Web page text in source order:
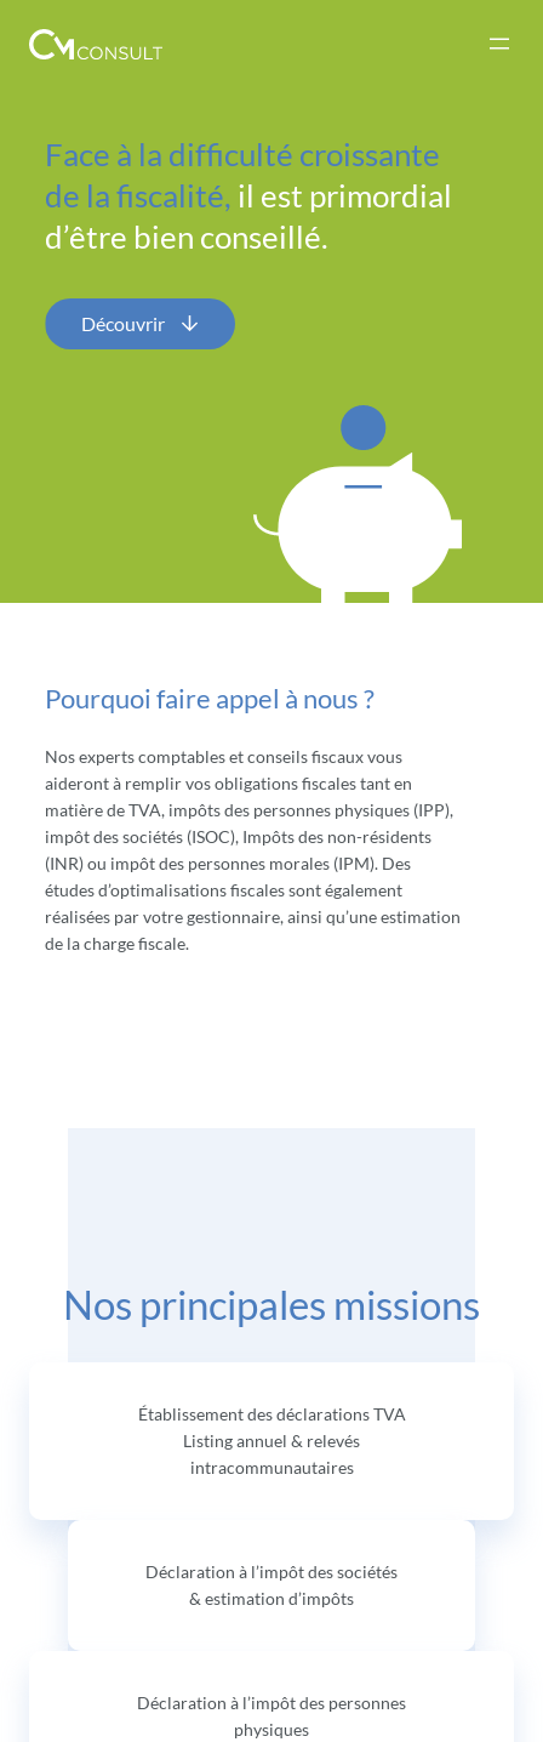
contenu
Face à la difficulté croissante
de la fiscalité, il est primordial
d’être bien conseillé.
Découvrir
Pourquoi faire appel à nous ?
Nos experts comptables et conseils fiscaux vous
aideront à remplir vos obligations fiscales tant en
matière de TVA, impôts des personnes physiques (IPP),
impôt des sociétés (ISOC), Impôts des non-résidents
(INR) ou impôt des personnes morales (IPM). Des
études d’optimalisations fiscales sont également
réalisées par votre gestionnaire, ainsi qu’une estimation
de la charge fiscale.
Nos principales missions
Établissement des déclarations TVA
Listing annuel & relevés
intracommunautaires
Déclaration à l’impôt des sociétés
& estimation d’impôts
Déclaration à l’impôt des personnes
physiques